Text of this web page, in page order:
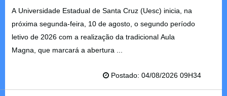
A Universidade Estadual de Santa Cruz (Uesc) inicia, na
próxima segunda-feira, 10 de agosto, o segundo período
letivo de 2026 com a realização da tradicional Aula
Magna, que marcará a abertura ...
Postado: 04/08/2026 09H34